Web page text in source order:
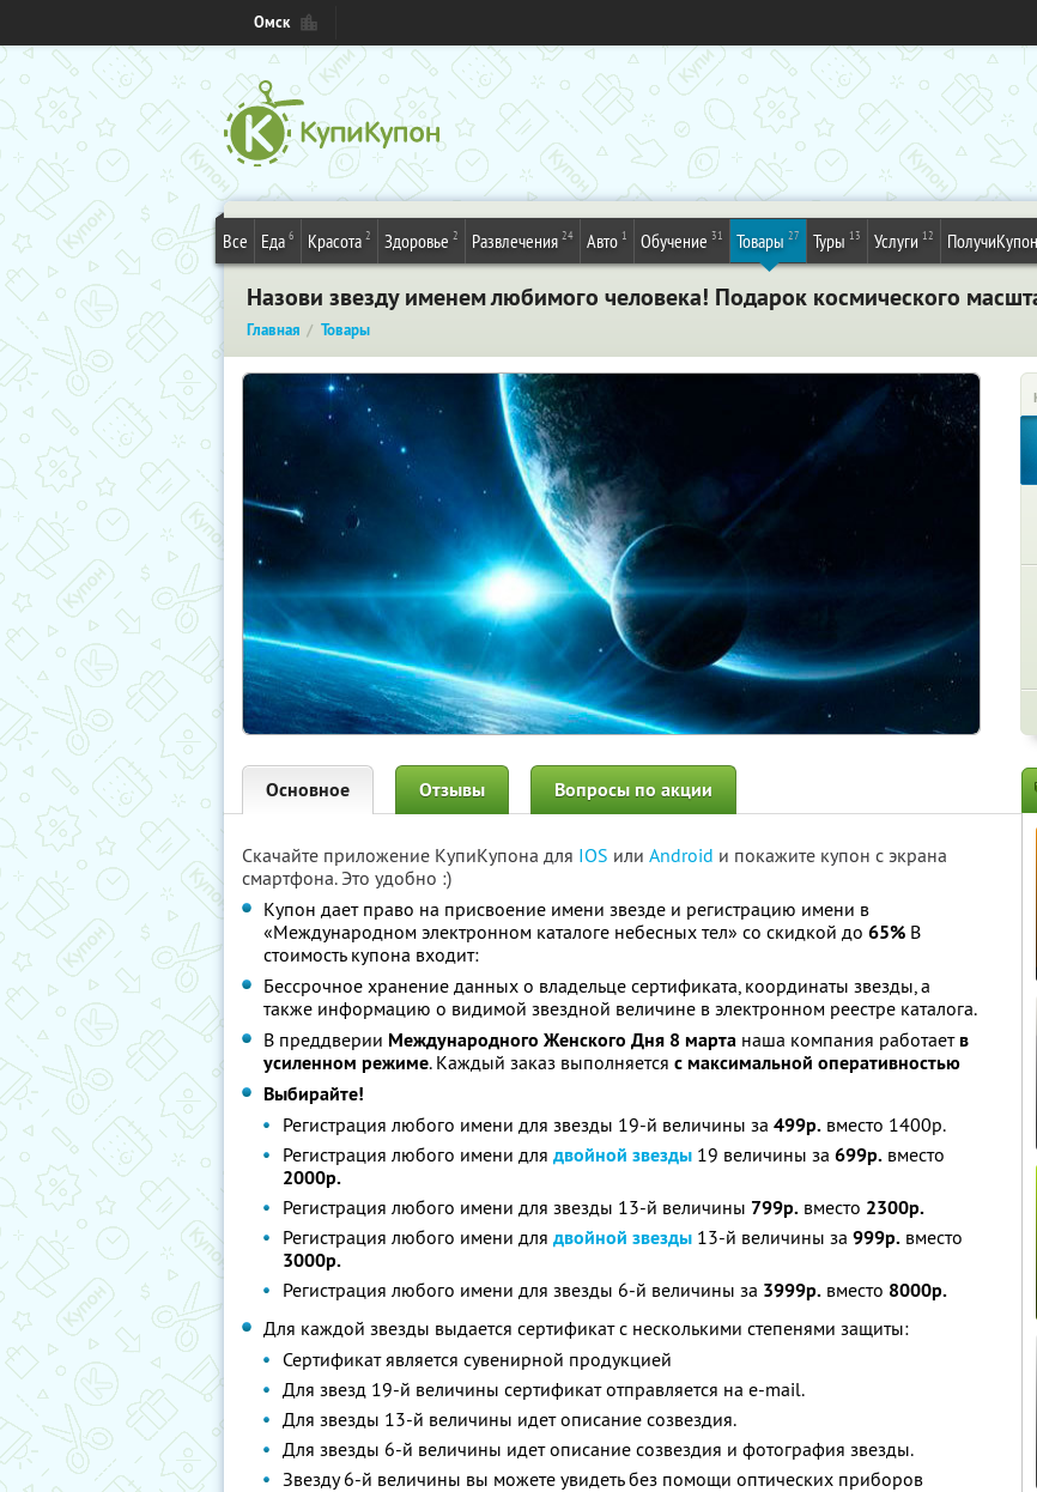
Омск
Все Еда 6 Красота 2 Здоровье 2 Развлечения 24 Авто 1 Обучение 31 Товары 27 Туры 13 Услуги 12 ПолучиКупон
Назови звезду именем любимого человека! Подарок космического
Главная Товары
Основное Отзывы Вопросы по акции
Скачайте приложение КупиКупона для IOS или Android и покажите купон с экрана
смартфона. Это удобно :)
Купон дает право на присвоение имени звезде и регистрацию имени в
«Международном электронном каталоге небесных тел» со скидкой до 65% В
стоимость купона входит:
Бессрочное хранение данных о владельце сертификата, координаты звезды, а
также информацию о видимой звездной величине в электронном реестре каталога.
В преддверии Международного Женского Дня 8 марта наша компания работаетв
усиленном режиме. Каждый заказ выполняется с максимальной оперативностью
Выбирайте!
Регистрация любого имени для звезды 19-й величины за 499р. вместо 1400р.
Регистрация любого имени для двойной звезды 19 величины за 699р. вместо
2000р.
Регистрация любого имени для звезды 13-й величины 799р. вместо 2300р.
Регистрация любого имени для двойной звезды 13-й величины за 999р. вместо
3000р.
Регистрация любого имени для звезды 6-й величины за 3999р. вместо 8000р.
Для каждой звезды выдается сертификат с несколькими степенями защиты:
Сертификат является сувенирной продукцией
Для звезд 19-й величины сертификат отправляется на e-mail.
Для звезды 13-й величины идет описание созвездия.
Для звезды 6-й величины идет описание созвездия и фотография звезды.
Звезду 6-й величины вы можете увидеть без помощи оптических приборов